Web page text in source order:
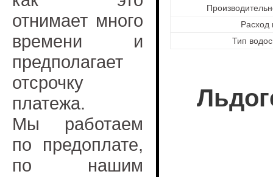
отнимает много
времени и
предполагает
отсрочку
платежа.
Мы работаем
по предоплате,
по нашим
Расход
Тип